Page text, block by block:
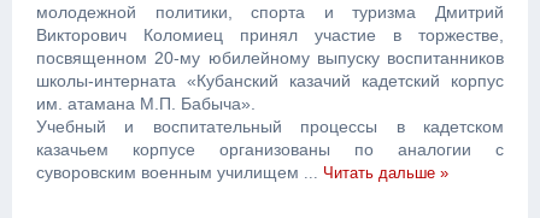
молодежной политики, спорта и туризма Дмитрий
Викторович Коломиец принял участие в торжестве,
посвященном 20-му юбилейному выпуску воспитанников
школы-интерната «Кубанский казачий кадетский корпус
им. атамана М.П. Бабыча».
Учебный и воспитательный процессы в кадетском
казачьем корпусе организованы по аналогии с
суворовским военным училищем ... Читать дальше »